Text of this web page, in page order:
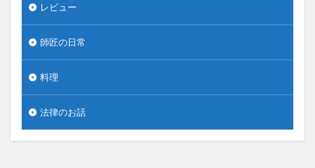
レビュー
師匠の日常
料理
法律のお話